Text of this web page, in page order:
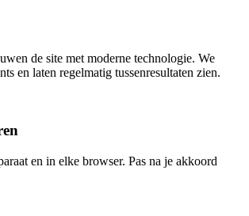
de site met moderne technologie. We
en laten regelmatig tussenresultaten zien.
en in elke browser. Pas na je akkoord